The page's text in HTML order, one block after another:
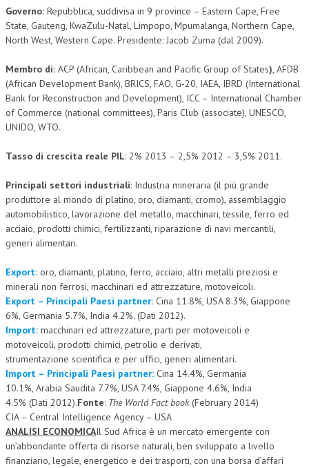
L’UMANISTA
DIRITTO PENALE D’IMPRESA
DIRITTO DEL LAVORO
DIRITTO DEL WEB
DIRITTO DELLE IMPRESE IN CRISI
CRIMINOLOGIA E CRIMINALISTICA
SICUREZZA SUL LAVORO
FISCO
FISCALITÀ INTERNAZIONALE
TAX RISK MANAGEMENT
CRIMINOLOGIA TRIBUTARIA
CFC E PARADISI FISCALI
TRANSFER PRICING
PRASSI
AMMINISTRATIVA
TRIBUTARIA
Governo: Repubblica, suddivisa in 9 province – Eastern Cape, Free
State, Gauteng, KwaZulu-Natal, Limpopo, Mpumalanga, Northern Cape,
North West, Western Cape. Presidente: Jacob Zuma (dal 2009).
Membro di: ACP (African, Caribbean and Pacific Group of States), AFDB
(African Development Bank), BRICS, FAO, G-20, IAEA, IBRD (International
Bank for Reconstruction and Development), ICC – International Chamber
of Commerce (national committees), Paris Club (associate), UNESCO,
UNIDO, WTO.
Tasso di crescita reale PIL: 2% 2013 – 2,5% 2012 – 3,5% 2011.
Principali settori industriali: Industria mineraria (il più grande
produttore al mondo di platino, oro, diamanti, cromo), assemblaggio
automobilistico, lavorazione del metallo, macchinari, tessile, ferro ed
acciaio, prodotti chimici, fertilizzanti, riparazione di navi mercantili,
generi alimentari.
Export: oro, diamanti, platino, ferro, acciaio, altri metalli preziosi e
minerali non ferrosi, macchinari ed attrezzature, motoveicoli.
Export – Principali Paesi partner: Cina 11.8%, USA 8.3%, Giappone
6%, Germania 5.7%, India 4.2%. (Dati 2012).
Import: macchinari ed attrezzature, parti per motoveicoli e
motoveicoli, prodotti chimici, petrolio e derivati,
strumentazione scientifica e per uffici, generi alimentari.
Import – Principali Paesi partner: Cina 14.4%, Germania
10.1%, Arabia Saudita 7.7%, USA 7.4%, Giappone 4.6%, India
4.5% (Dati 2012).Fonte: The World Fact book(February 2014)
CIA – Central Intelligence Agency – USA
ANALISI ECONOMICAIl Sud Africa è un mercato emergente con
un’abbondante offerta di risorse naturali, ben sviluppato a livello
finanziario, legale, energetico e dei trasporti, con una borsa d’affari